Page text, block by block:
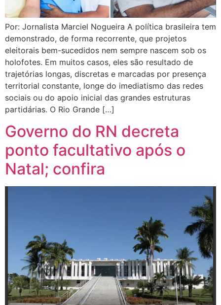
Por: Jornalista Marciel Nogueira A política brasileira tem
demonstrado, de forma recorrente, que projetos
eleitorais bem-sucedidos nem sempre nascem sob os
holofotes. Em muitos casos, eles são resultado de
trajetórias longas, discretas e marcadas por presença
territorial constante, longe do imediatismo das redes
sociais ou do apoio inicial das grandes estruturas
partidárias. O Rio Grande […]
Governo do RN decreta
ponto facultativo após o
Natal; confira